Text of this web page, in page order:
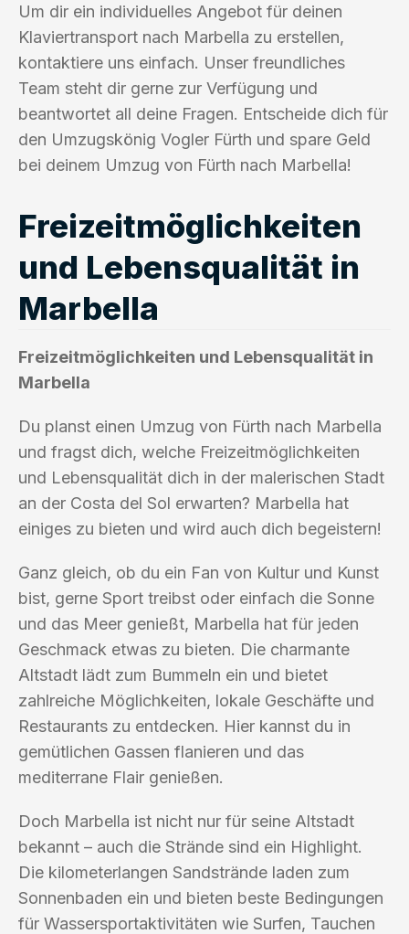
Um dir ein individuelles Angebot für deinen
Klaviertransport nach Marbella zu erstellen,
kontaktiere uns einfach. Unser freundliches
Team steht dir gerne zur Verfügung und
beantwortet all deine Fragen. Entscheide dich für
den Umzugskönig Vogler Fürth und spare Geld
bei deinem Umzug von Fürth nach Marbella!
Freizeitmöglichkeiten
und Lebensqualität in
Marbella
Freizeitmöglichkeiten und Lebensqualität in
Marbella
Du planst einen Umzug von Fürth nach Marbella
und fragst dich, welche Freizeitmöglichkeiten
und Lebensqualität dich in der malerischen Stadt
an der Costa del Sol erwarten? Marbella hat
einiges zu bieten und wird auch dich begeistern!
Ganz gleich, ob du ein Fan von Kultur und Kunst
bist, gerne Sport treibst oder einfach die Sonne
und das Meer genießt, Marbella hat für jeden
Geschmack etwas zu bieten. Die charmante
Altstadt lädt zum Bummeln ein und bietet
zahlreiche Möglichkeiten, lokale Geschäfte und
Restaurants zu entdecken. Hier kannst du in
gemütlichen Gassen flanieren und das
mediterrane Flair genießen.
Doch Marbella ist nicht nur für seine Altstadt
bekannt – auch die Strände sind ein Highlight.
Die kilometerlangen Sandstrände laden zum
Sonnenbaden ein und bieten beste Bedingungen
für Wassersportaktivitäten wie Surfen, Tauchen